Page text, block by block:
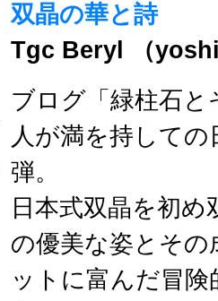
双晶の華と詩
Tgc Beryl （
ブログ「緑柱石と
人が満を持しての
弾。
日本式双晶を初め
の優美な姿とそ
ットに富んだ冒